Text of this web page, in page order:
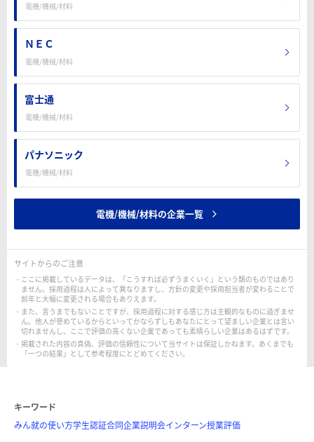
電機/機械/材料
ＮＥＣ
電機/機械/材料
富士通
電機/機械/材料
パナソニック
電機/機械/材料
電機/機械/材料の企業一覧
サイトからのご注意
ここに掲載しているデータは、「こうすれば必ずうまくいく」という類のものではあり
ません。採用過程は人によって異なりますし、方針の変更や採用担当者が変わることで
前年と大幅に変更される場合もありえます。
また、言うまでもないことですが、採用過程に対する感じ方は主観的なものに過ぎませ
ん。他人が誉めているからといってかならずしもあなたにとって望ましい企業とは言い
切れませんし、ここで評価の高くない企業であっても素晴らしい企業はあるはずです。
掲載された内容の真偽、評価の信頼性について当サイトは保証しかねます。あくまでも
「一つの結果」として参考程度にとどめてください。
キーワード
みん就の使い方学生認証合同企業説明会インターン授業評価